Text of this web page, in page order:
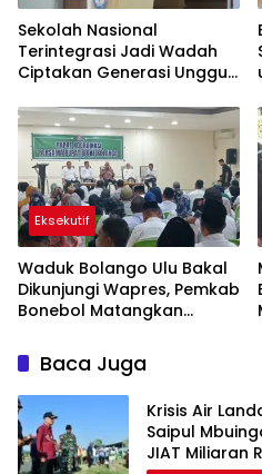
Sekolah Nasional
Terintegrasi Jadi Wadah
Ciptakan Generasi Unggul
Eksekutif
Waduk Bolango Ulu Bakal
Dikunjungi Wapres, Pemkab
Bonebol Matangkan
Baca Juga
Krisis Air
Saipul
JIAT Miliaran